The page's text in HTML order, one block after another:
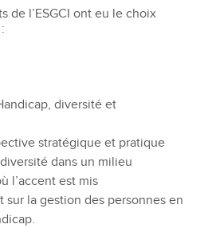
de l’ESGCI ont eu le choix
diversité et
stratégique et pratique
dans un milieu
l’accent est mis
sur la gestion des personnes en